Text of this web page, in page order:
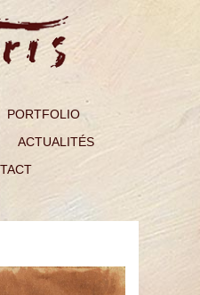
PORTFOLIO
ACTUALITÉS